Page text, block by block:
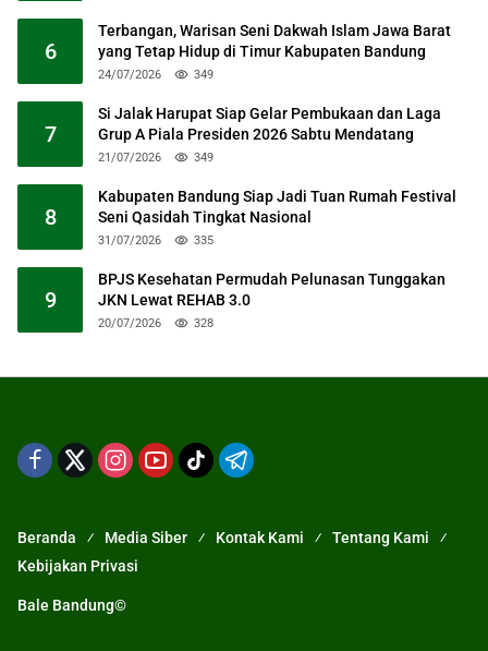
6
Terbangan, Warisan Seni Dakwah Islam Jawa Barat
yang Tetap Hidup di Timur Kabupaten Bandung
24/07/2026 349
7
Si Jalak Harupat Siap Gelar Pembukaan dan Laga
Grup A Piala Presiden 2026 Sabtu Mendatang
21/07/2026 349
8
Kabupaten Bandung Siap Jadi Tuan Rumah Festival
Seni Qasidah Tingkat Nasional
31/07/2026 335
9
BPJS Kesehatan Permudah Pelunasan Tunggakan
JKN Lewat REHAB 3.0
20/07/2026 328
Beranda Media Siber Kontak Kami
Tentang Kami
Kebijakan Privasi
Bale Bandung©